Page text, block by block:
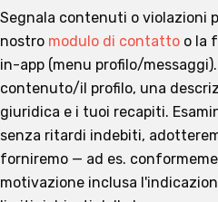
Segnala contenuti o violazioni
nostro modulo di contatto o la
in-app (menu profilo/messaggi).
contenuto/il profilo, una
giuridica e i tuoi recapiti.
senza ritardi indebiti,
forniremo — ad es.
motivazione inclusa